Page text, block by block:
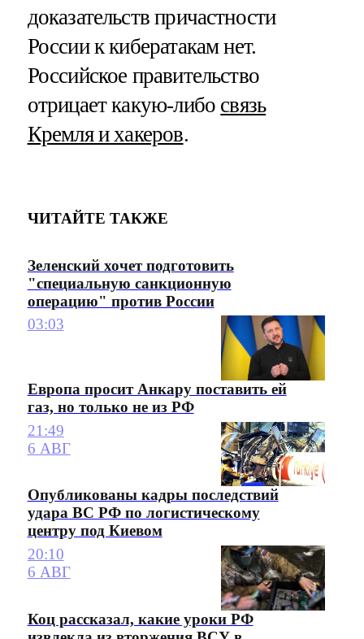
доказательств причастности
России к кибератакам нет.
Российское правительство
отрицает какую-либо связь
Кремля и хакеров.
ЧИТАЙТЕ ТАКЖЕ
Зеленский хочет подготовить
"специальную санкционную
операцию" против России
03:03
Европа просит Анкару поставить ей
газ, но только не из РФ
21:49
6 АВГ
Опубликованы кадры последствий
удара ВС РФ по логистическому
центру под Киевом
20:10
6 АВГ
Коц рассказал, какие уроки РФ